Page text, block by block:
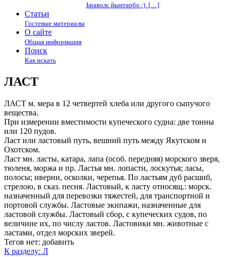
Ьраволс йынтарбо :) […]
Статьи
Гостевые материалы
О сайте
Общая информация
Поиск
Как искать
ЛАСТ
ЛАСТ м. мера в 12 четвертей хлеба или другого сыпучого
вещества.
При измерении вместимости купеческого судна: две тонны
или 120 пудов.
Ласт или ластовый путь, вешний путь между Якутском и
Охотском.
Ласт мн. ласты, катара, лапа (особ. передняя) морского зверя,
тюленя, моржа и пр. Ластья мн. лопасти, лоскутья; ласы,
полосы; иверни, осколки, черепья. По ластьям дуб расшиб,
стрелою, в сказ. песня. Ластовый, к ласту относящ.: морск.
назначенный для перевозки тяжестей, для транспортной и
портовой службы. Ластовые экипажи, назначенные для
ластовой службы. Ластовый сбор, с купеческих судов, по
величине их, по числу ластов. Ластовики мн. животные с
ластами, отдел морских зверей.
Тегов нет: добавить
К разделу: Л